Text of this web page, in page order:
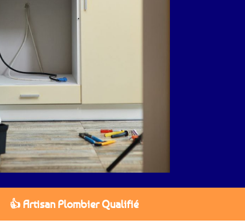
👍 Artisan Plombier Qualifié